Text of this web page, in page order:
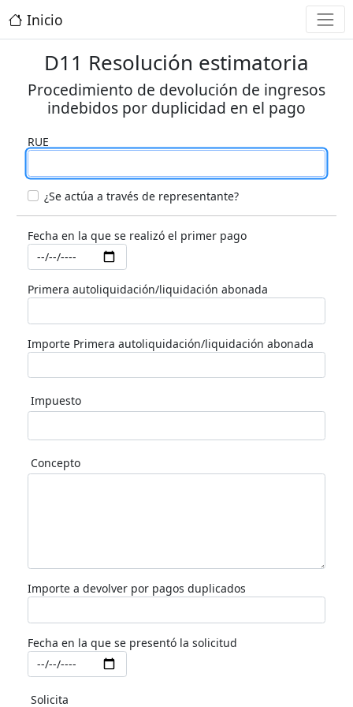
Inicio
D11 Resolución estimatoria
Procedimiento de devolución de ingresos
indebidos por duplicidad en el pago
RUE
¿Se actúa a través de representante?
Fecha en la que se realizó el primer pago
Primera autoliquidación/liquidación abonada
Importe Primera autoliquidación/liquidación abonada
Impuesto
Concepto
Importe a devolver por pagos duplicados
Fecha en la que se presentó la solicitud
Solicita